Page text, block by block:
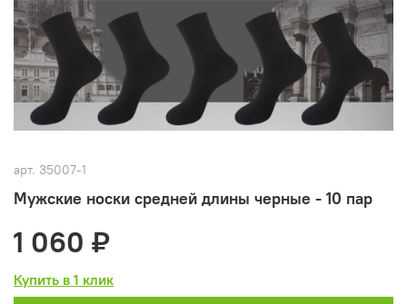
арт. 35007-1
Мужские носки средней длины черные - 10 пар
1 060 ₽
Купить в 1 клик